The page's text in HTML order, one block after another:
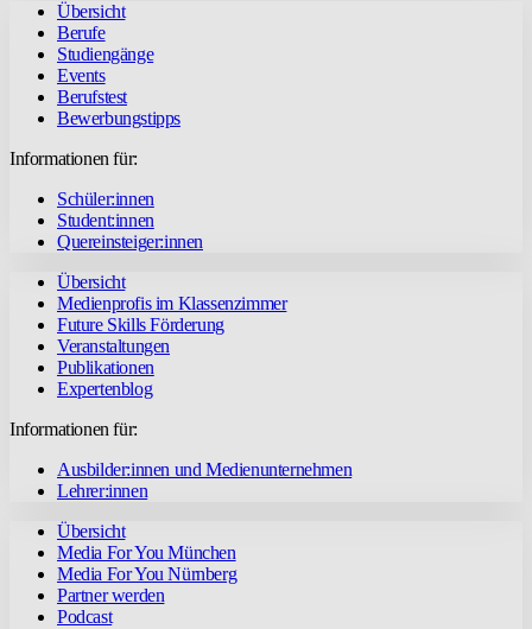
Übersicht
Berufe
Studiengänge
Events
Berufstest
Bewerbungstipps
Informationen für:
Schüler:innen
Student:innen
Quereinsteiger:innen
Übersicht
Medienprofis im Klassenzimmer
Future Skills Förderung
Veranstaltungen
Publikationen
Expertenblog
Informationen für:
Ausbilder:innen und Medienunternehmen
Lehrer:innen
Übersicht
Media For You München
Media For You Nürnberg
Partner werden
Podcast